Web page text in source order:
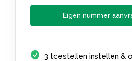
Eigen nummer
3 toestellen instellen &